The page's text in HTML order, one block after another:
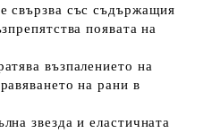
свързва със съдържащия
появата на
възпалението на
на рани в
звезда и еластичната